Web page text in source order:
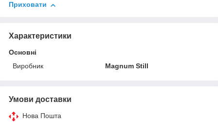
Приховати
Характеристики
Основні
Виробник
Magnum Still
Умови доставки
Нова Пошта